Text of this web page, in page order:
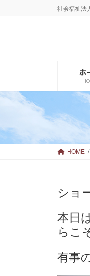
ッ
移
社会福祉法
ホ
HOME
ショ
本日
らこ
有事